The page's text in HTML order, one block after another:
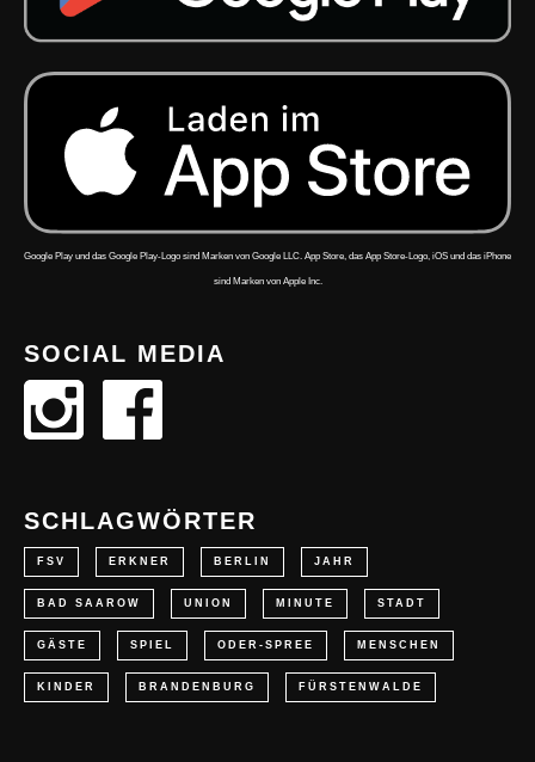
Google Play und das Google Play-Logo sind Marken von Google LLC. App Store, das App Store-Logo, iOS und das iPhone
sind Marken von Apple Inc.
SOCIAL MEDIA
SCHLAGWÖRTER
FSV ERKNER BERLIN JAHR
BAD SAAROW UNION MINUTE STADT
GÄSTE SPIEL ODER-SPREE MENSCHEN
KINDER BRANDENBURG FÜRSTENWALDE